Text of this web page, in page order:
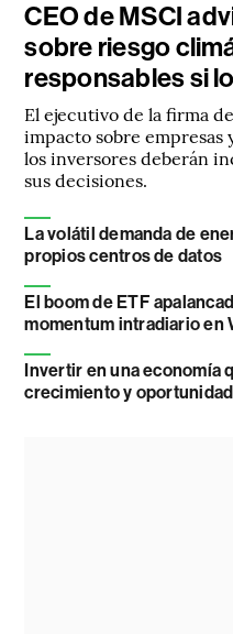
CEO de MSCI
sobre riesgo
responsables si
El ejecutivo de la firma
impacto sobre empresas
los inversores deberán
sus decisiones.
La volátil demanda de
propios centros de datos
El boom de ETF
momentum intradiario en
Invertir en una economía
crecimiento y